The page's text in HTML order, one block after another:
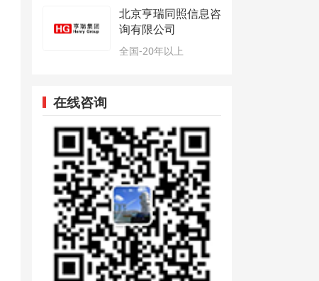
北京亨瑞同照信息咨
询有限公司
全国-20年以上
在线咨询